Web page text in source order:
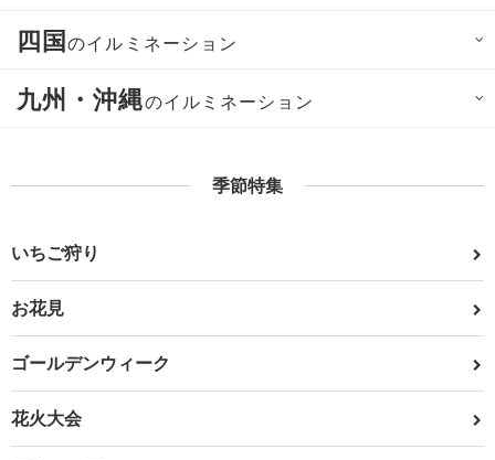
四国のイルミネーション
九州・沖縄のイルミネーション
季節特集
いちご狩り
お花見
ゴールデンウィーク
花火大会